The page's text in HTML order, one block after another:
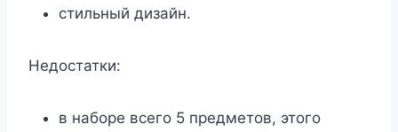
стильный дизайн.
Недостатки:
в наборе всего 5 предметов, этого